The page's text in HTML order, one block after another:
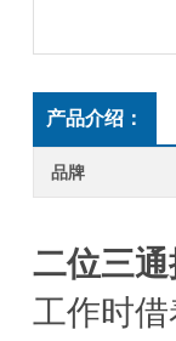
产品介绍：
品牌
二位三
工作时